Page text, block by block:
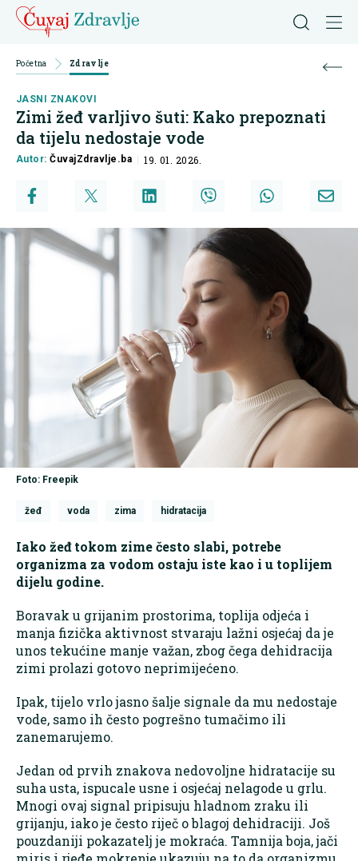
Početna Zdravlje
JASNI ZNAKOVI
Zimi žeđ varljivo šuti: Kako prepoznati
da tijelu nedostaje vode
Autor:ČuvajZdravlje.ba 19. 01. 2026.
Foto: Freepik
žeđ voda zima hidratacija
Iako žeđ tokom zime često slabi, potrebe
organizma za vodom ostaju iste kao i u toplijem
dijelu godine.
Boravak u grijanim prostorima, toplija odjeća i
manja fizička aktivnost stvaraju lažni osjećaj da je
unos tekućine manje važan, zbog čega dehidracija
zimi prolazi gotovo neprimijećeno.
Ipak, tijelo vrlo jasno šalje signale da mu nedostaje
vode, samo ih često pogrešno tumačimo ili
zanemarujemo.
Jedan od prvih znakova nedovoljne hidratacije su
suha usta, ispucale usne i osjećaj nelagode u grlu.
Mnogi ovaj signal pripisuju hladnom zraku ili
grijanju, iako je često riječ o blagoj dehidraciji. Još
pouzdaniji pokazatelj je mokraća. Tamnija boja, jači